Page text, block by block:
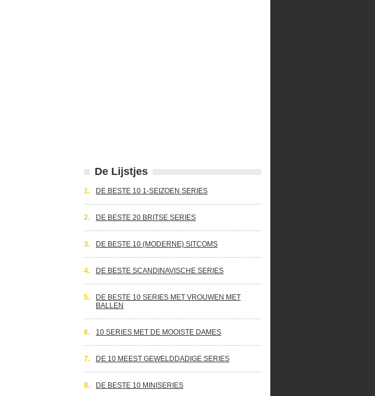
De Lijstjes
1. DE BESTE 10 1-SEIZOEN SERIES
2. DE BESTE 20 BRITSE SERIES
3. DE BESTE 10 (MODERNE) SITCOMS
4. DE BESTE SCANDINAVISCHE SERIES
5.
DE BESTE 10 SERIES MET VROUWEN MET
BALLEN
6. 10 SERIES MET DE MOOISTE DAMES
7. DE 10 MEEST GEWELDDADIGE SERIES
8. DE BESTE 10 MINISERIES